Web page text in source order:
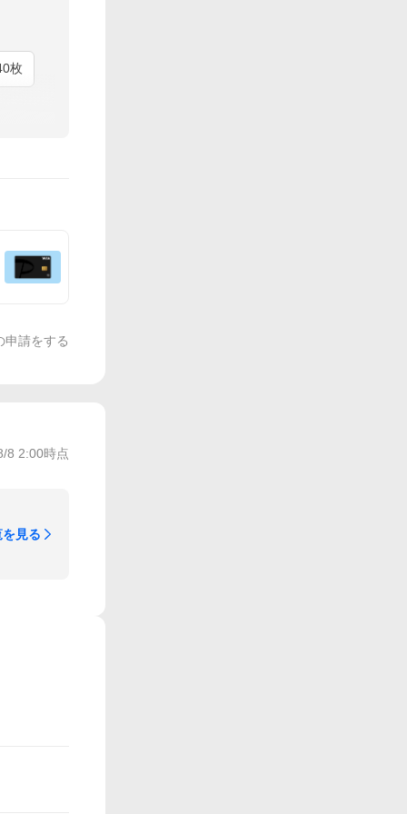
枚
申請をする
8 2:00時点
見る